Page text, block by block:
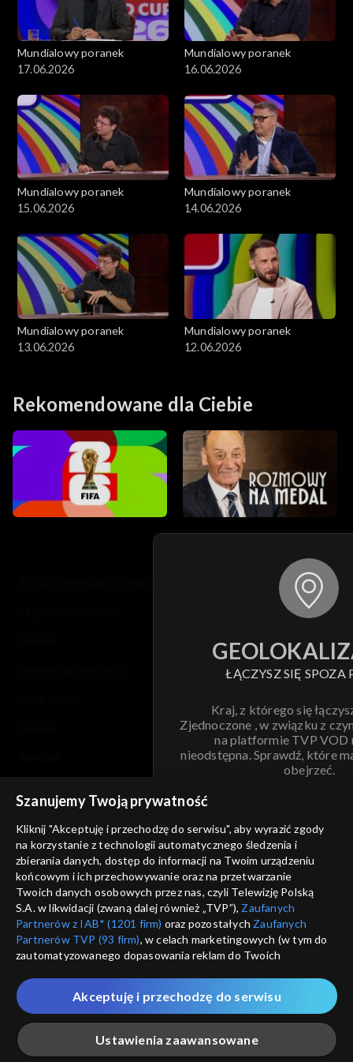
Mundialowy poranek
17.06.2026
Mundialowy poranek
16.06.2026
Mundialowy poranek
15.06.2026
Mundialowy poranek
14.06.2026
Mundialowy poranek
13.06.2026
Mundialowy poranek
12.06.2026
Rekomendowane dla Ciebie
ŁĄCZYSZ SIĘ SPOZA
Kraj, z którego się
Zjednoczone , w związku z
na platformie TVP VOD
nieodstępna. Sprawdź, które
obejrzeć.
ANULUJ
informacje o dostawcy usług
Szanujemy Twoją prywatność
Kliknij "Akceptuję i przechodzę do serwisu", aby wyrazić zgody
na korzystanie z technologii automatycznego śledzenia i
zbierania danych, dostęp do informacji na Twoim urządzeniu
końcowym i ich przechowywanie oraz na przetwarzanie
Twoich danych osobowych przez nas, czyli Telewizję Polską
S.A. w likwidacji (zwaną dalej również „TVP”), Zaufanych
Partnerów z IAB* (1201 firm) oraz pozostałych Zaufanych
Partnerów TVP (93 firm), w celach marketingowych (w tym do
zautomatyzowanego dopasowania reklam do Twoich
które wskazujemy poniżej, a także zgody na udostępnianie
przez nas identyfikatora PPID do Google.
Twoje dane osobowe zbierane podczas odwiedzania przez
Ciebie naszych
poszczególnych serwisówzwanych dalej
„Portalem”, w tym informacje zapisywane za pomocą
Ustawienia zaawansowane
Akceptuję i przechodzę do serwisu